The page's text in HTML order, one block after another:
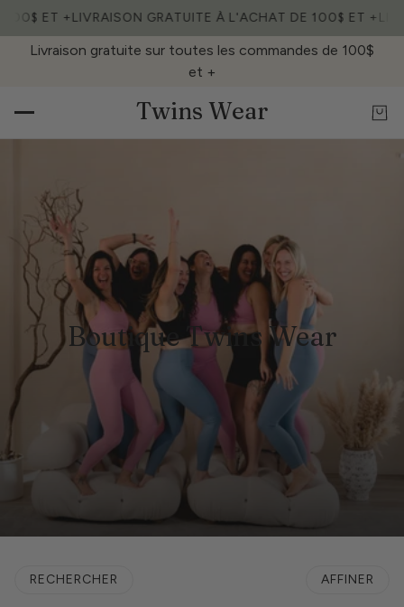
ET + LIVRAISON GRATUITE À L'ACHAT DE 100$ ET +
Livraison gratuite sur toutes les commandes de 100$
et +
Twins Wear
Boutique Twins Wear
RECHERCHER AFFINER